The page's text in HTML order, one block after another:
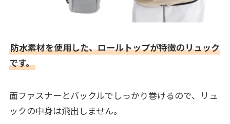
防水素材を使用した、ロールトップが特徴のリュック
です。
面ファスナーとバックルでしっかり巻けるので、リュ
ックの中身は飛出しません。